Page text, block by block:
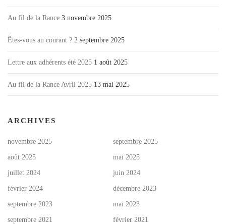
Au fil de la Rance 3 novembre 2025
Êtes-vous au courant ? 2 septembre 2025
Lettre aux adhérents été 2025 1 août 2025
Au fil de la Rance Avril 2025 13 mai 2025
ARCHIVES
novembre 2025 septembre 2025
août 2025 mai 2025
juillet 2024 juin 2024
février 2024 décembre 2023
septembre 2023 mai 2023
septembre 2021 février 2021